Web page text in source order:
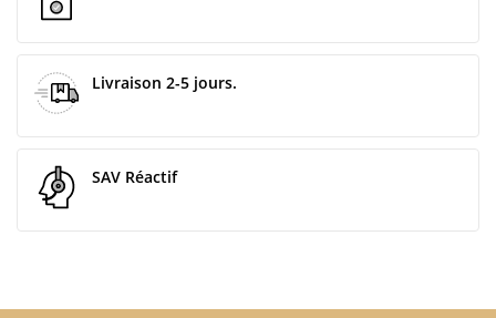
Livraison 2-5 jours.
SAV Réactif